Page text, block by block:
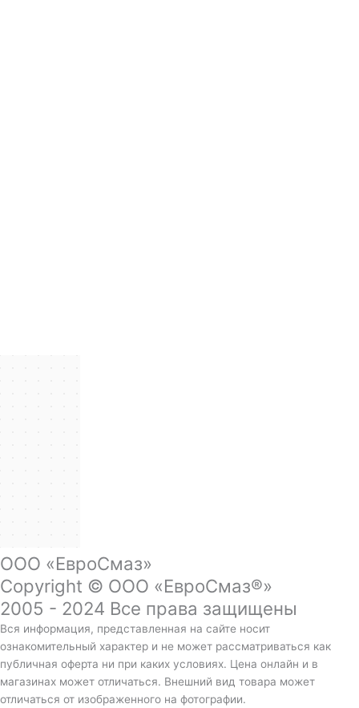
ООО «ЕвроСмаз»
Copyright © ООО «ЕвроСмаз®»
2005 - 2024 Все права защищены
Вся информация, представленная на сайте носит
ознакомительный характер и не может рассматриваться как
публичная оферта ни при каких условиях. Цена онлайн и в
магазинах может отличаться. Внешний вид товара может
отличаться от изображенного на фотографии.